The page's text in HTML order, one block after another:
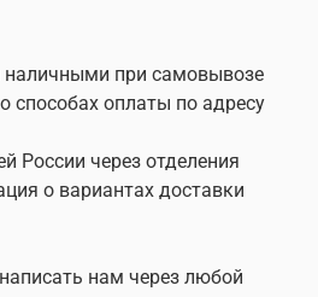
наличными при самовывозе
способах оплаты по адресу
России через отделения
о вариантах доставки
нам через любой